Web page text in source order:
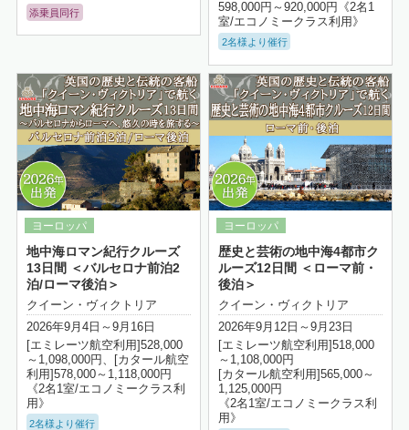
添乗員同行
598,000円～920,000円《2名1
室/エコノミークラス利用》
2名様より催行
地中海ロマン紀行クルーズ
13日間 ＜バルセロナ前泊2
泊/ローマ後泊＞
クイーン・ヴィクトリア
2026年9月4日～9月16日
[エミレーツ航空利用]528,000
～1,098,000円、[カタール航空
利用]578,000～1,118,000円
《2名1室/エコノミークラス利
用》
2名様より催行
歴史と芸術の地中海4都市ク
ルーズ12日間 ＜ローマ前・
後泊＞
クイーン・ヴィクトリア
2026年9月12日～9月23日
[エミレーツ航空利用]518,000
～1,108,000円
[カタール航空利用]565,000～
1,125,000円
《2名1室/エコノミークラス利
用》
詳細はこちら